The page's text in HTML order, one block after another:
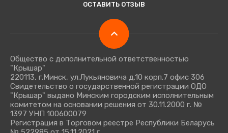
ОСТАВИТЬ ОТЗЫВ
Общество с дополнительной ответственностью
"Крышар"
220113, г.Минск, ул.Лукьяновича д.10 корп.7 офис 306
Свидетельство о государственной регистрации ОДО
"Крышар" выдано Минским городским исполнительным
комитетом на основании решения от 30.11.2000 г. №
1397 УНП 100600079
Регистрация в Торговом реестре Республики Беларусь